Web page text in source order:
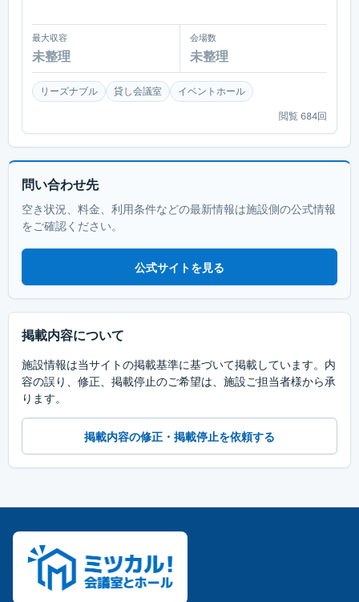
最大収容
未整理
会場数
未整理
リーズナブル 貸し会議室 イベントホール
閲覧 684回
問い合わせ先
空き状況、料金、利用条件などの最新情報は施設側の公式情報
をご確認ください。
公式サイトを見る
掲載内容について
施設情報は当サイトの掲載基準に基づいて掲載しています。内
容の誤り、修正、掲載停止のご希望は、施設ご担当者様から承
ります。
掲載内容の修正・掲載停止を依頼する